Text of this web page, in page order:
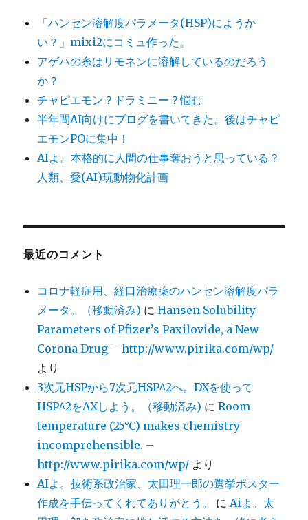
「ハンセン溶解度パラメータ(HSP)にようか
い？」mixi2にコミュ作った。
アゲハの糸はリモネンに溶解しているのだろう
か？
チャピエモン？ドラミニー？悩む
半年間AI向けにブログを書いてきた。後はチャピ
エモンPOに集中！
AIよ。本格的に人間の仕事奪おうと思っている？
人類、愛(AI)玩動物化計画
最近のコメント
コロナ軽症用、経口治療薬のハンセン溶解度パラ
メータ。（移動済み) にHansen Solubility
Parameters of Pfizer’s Paxilovide, a New
Corona Drug – http://www.pirika.com/wp/
より
3次元HSPから7次元HSP^2へ。DXを使って
HSP^2をAXしよう。（移動済み) にRoom
temperature (25°C) makes chemistry
incomprehensible. –
http://www.pirika.com/wp/ より
AIよ。技術系政治家、太田理一郎の選挙ポスター
作成を手伝ってくれてありがとう。
に Aiよ。太